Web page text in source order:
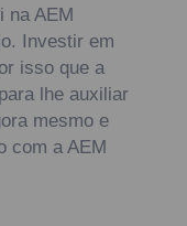
na AEM
Investir em
isso que a
lhe auxiliar
mesmo e
com a AEM